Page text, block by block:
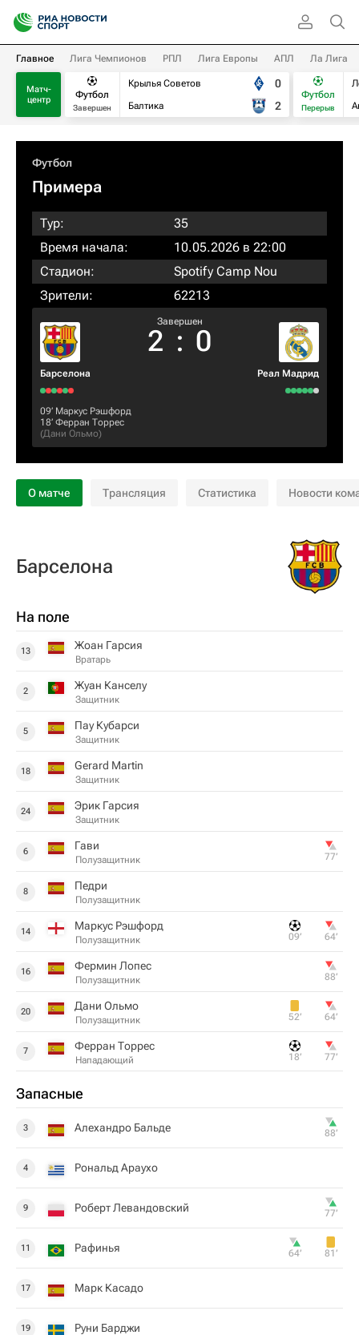
Главное Лига Чемпионов РПЛ Лига Европы АПЛ Ла Лига
Матч-
центр
Футбол
Завершен
Крылья Советов
Балтика
0
2
Футбол
Перерыв
Футбол
Примера
Тур:
35
Время начала:
10.05.2026 в 22:00
Стадион:
Spotify Camp Nou
Зрители:
62213
Барселона
Завершен
2 : 0
Реал Мадрид
09‎’‎ Маркус Рэшфорд
18‎’‎ Ферран Торрес
(Дани Ольмо)
О матче Трансляция Статистика Новости
Барселона
На поле
13 Жоан Гарсия
Вратарь
2 Жуан Канселу
Защитник
5 Пау Кубарси
Защитник
18 Gerard Martin
Защитник
24 Эрик Гарсия
Защитник
6 Гави
Полузащитник 77‎’‎
8 Педри
Полузащитник
14 Маркус Рэшфорд
Полузащитник 09‎’‎ 64‎’‎
16 Фермин Лопес
Полузащитник 88‎’‎
20 Дани Ольмо
Полузащитник 52‎’‎ 64‎’‎
7 Ферран Торрес
Нападающий 18‎’‎ 77‎’‎
Запасные
3 Алехандро Бальде 88‎’‎
4 Рональд Араухо
9 Роберт Левандовский 77‎’‎
11 Рафинья 64‎’‎ 81‎’‎
17 Марк Касадо
19 Руни Барджи